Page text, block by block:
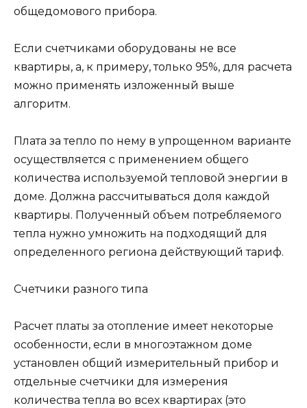
общедомового прибора.
Если счетчиками оборудованы не все
квартиры, а, к примеру, только 95%, для расчета
можно применять изложенный выше
алгоритм.
Плата за тепло по нему в упрощенном варианте
осуществляется с применением общего
количества используемой тепловой энергии в
доме. Должна рассчитываться доля каждой
квартиры. Полученный объем потребляемого
тепла нужно умножить на подходящий для
определенного региона действующий тариф.
Счетчики разного типа
Расчет платы за отопление имеет некоторые
особенности, если в многоэтажном доме
установлен общий измерительный прибор и
отдельные счетчики для измерения
количества тепла во всех квартирах (это